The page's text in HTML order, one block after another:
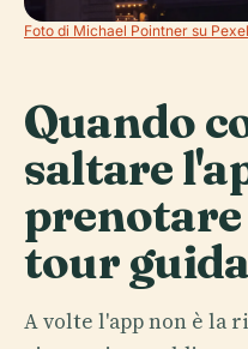
Foto di Michael Pointner su
Quando
saltare
prenotare
tour
A volte l'app non è la